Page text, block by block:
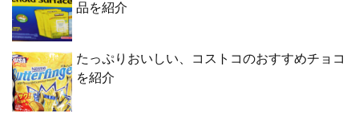
品を紹介
たっぷりおいしい、コストコのおすすめチョコ
を紹介